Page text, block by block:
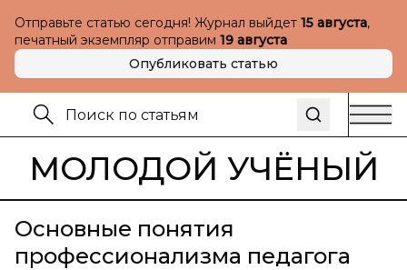
Отправьте статью сегодня! Журнал выйдет 15 августа,
печатный экземпляр отправим 19 августа
Опубликовать статью
МОЛОДОЙ УЧЁНЫЙ
Основные понятия
профессионализма педагога